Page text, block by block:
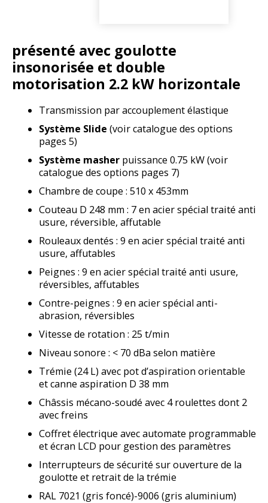
présenté avec goulotte
insonorisée et double
motorisation 2.2 kW horizontale
Transmission par accouplement élastique
Système Slide (voir catalogue des options
pages 5)
Système masher puissance 0.75 kW (voir
catalogue des options pages 7)
Chambre de coupe : 510 x 453mm
Couteau D 248 mm : 7 en acier spécial traité anti
usure, réversible, affutable
Rouleaux dentés : 9 en acier spécial traité anti
usure, affutables
Peignes : 9 en acier spécial traité anti usure,
réversibles, affutables
Contre-peignes : 9 en acier spécial anti-
abrasion, réversibles
Vitesse de rotation : 25 t/min
Niveau sonore : < 70 dBa selon matière
Trémie (24 L) avec pot d’aspiration orientable
et canne aspiration D 38 mm
Châssis mécano-soudé avec 4 roulettes dont 2
avec freins
Coffret électrique avec automate programmable
et écran LCD pour gestion des paramètres
Interrupteurs de sécurité sur ouverture de la
goulotte et retrait de la trémie
RAL 7021 (gris foncé)-9006 (gris aluminium)